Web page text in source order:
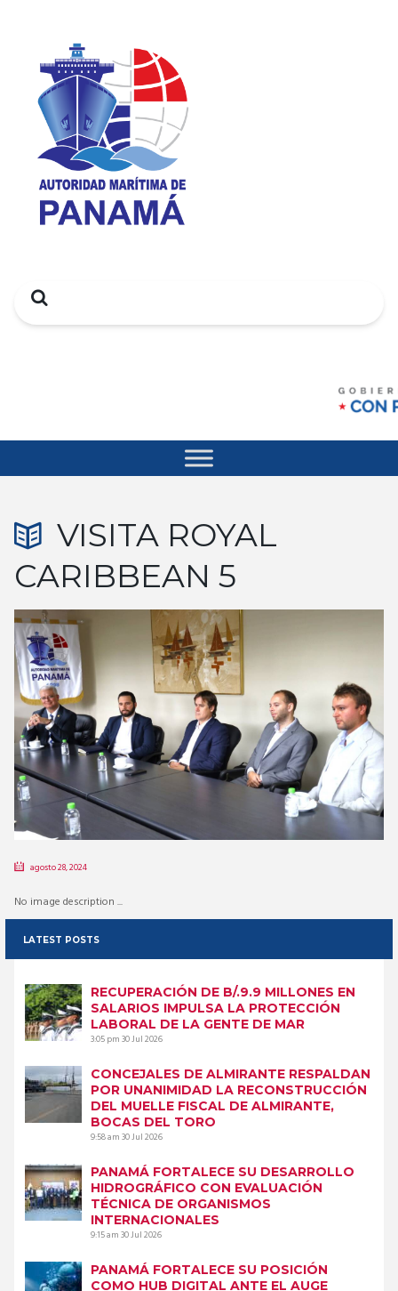
Search
VISITA ROYAL
CARIBBEAN 5
agosto 28, 2024
No image description ...
LATEST POSTS
RECUPERACIÓN DE B/.9.9 MILLONES EN
SALARIOS IMPULSA LA PROTECCIÓN
LABORAL DE LA GENTE DE MAR
3:05 pm30 Jul 2026
CONCEJALES DE ALMIRANTE RESPALDAN
POR UNANIMIDAD LA RECONSTRUCCIÓN
DEL MUELLE FISCAL DE ALMIRANTE,
BOCAS DEL TORO
9:58 am30 Jul 2026
PANAMÁ FORTALECE SU DESARROLLO
HIDROGRÁFICO CON EVALUACIÓN
TÉCNICA DE ORGANISMOS
INTERNACIONALES
9:15 am30 Jul 2026
PANAMÁ FORTALECE SU POSICIÓN
COMO HUB DIGITAL ANTE EL AUGE